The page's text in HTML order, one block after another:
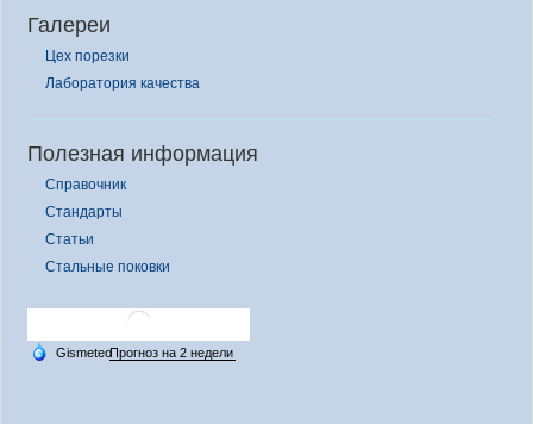
Галереи
Цех порезки
Лаборатория качества
Полезная информация
Справочник
Стандарты
Статьи
Стальные поковки